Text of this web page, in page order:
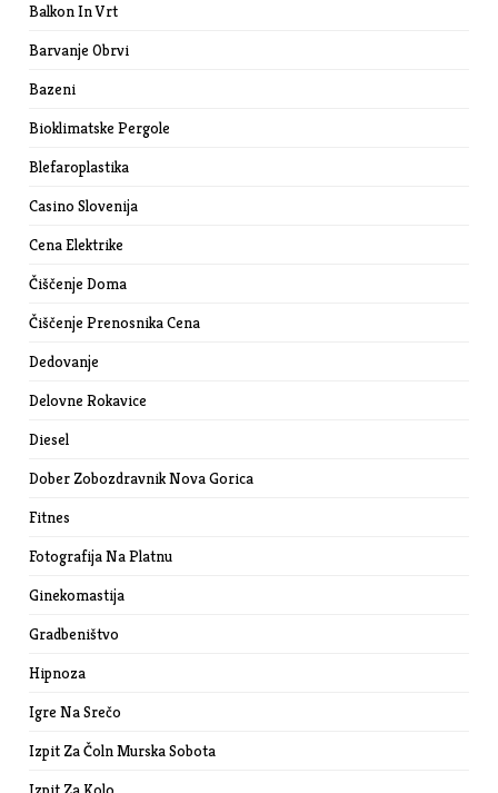
Balkon In Vrt
Barvanje Obrvi
Bazeni
Bioklimatske Pergole
Blefaroplastika
Casino Slovenija
Cena Elektrike
Čiščenje Doma
Čiščenje Prenosnika Cena
Dedovanje
Delovne Rokavice
Diesel
Dober Zobozdravnik Nova Gorica
Fitnes
Fotografija Na Platnu
Ginekomastija
Gradbeništvo
Hipnoza
Igre Na Srečo
Izpit Za Čoln Murska Sobota